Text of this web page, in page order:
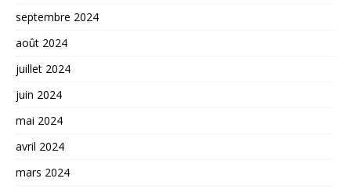
septembre 2024
août 2024
juillet 2024
juin 2024
mai 2024
avril 2024
mars 2024